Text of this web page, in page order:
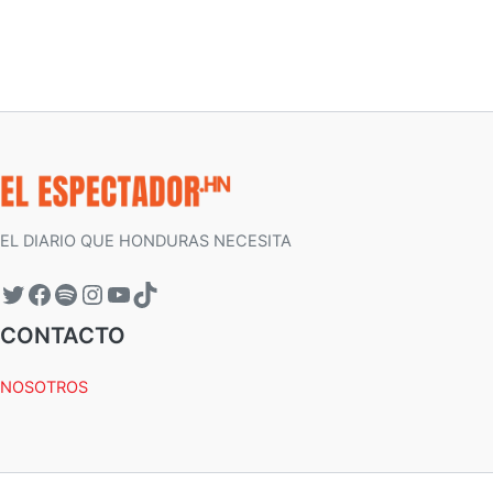
EL DIARIO QUE HONDURAS NECESITA
CONTACTO
NOSOTROS